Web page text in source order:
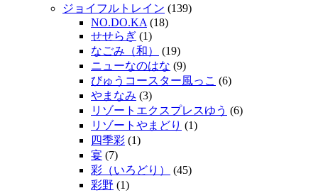
ジョイフルトレイン (139)
NO.DO.KA (18)
せせらぎ (1)
なごみ（和）
(19)
ニューなのはな (9)
びゅうコースター風っこ (6)
やまなみ (3)
リゾートエクスプレスゆう (6)
リゾートやまどり (1)
四季彩 (1)
宴 (7)
彩（いろどり）
(45)
彩野 (1)